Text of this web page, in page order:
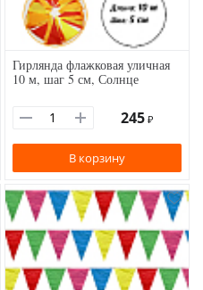
Гирлянда флажковая уличная
10 м, шаг 5 см, Солнце
245 ₽
В корзину